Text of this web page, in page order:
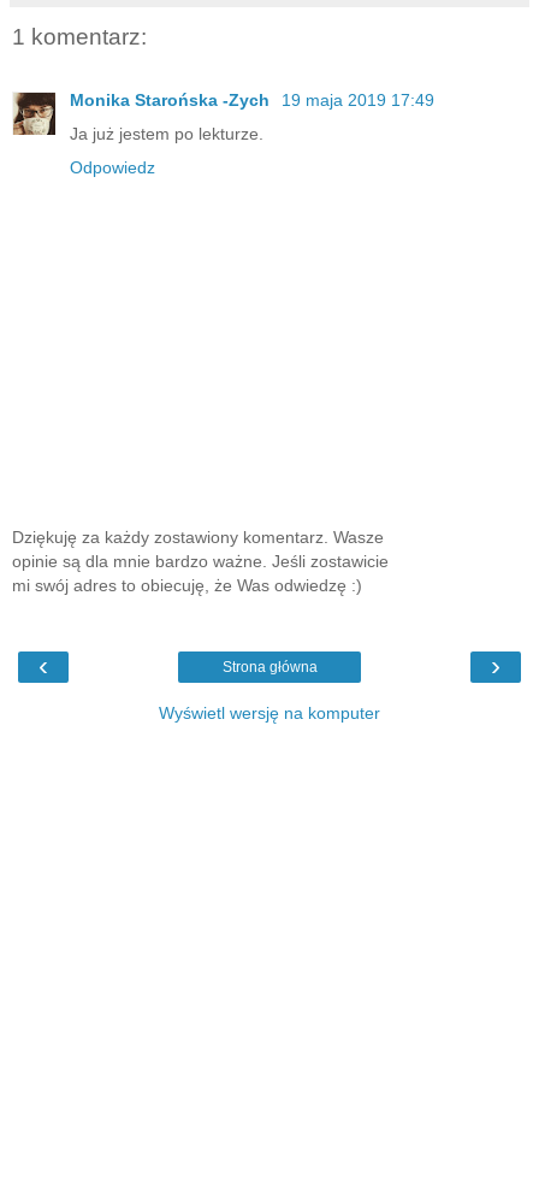
1 komentarz:
Monika Starońska -Zych
19 maja 2019 17:49
Ja już jestem po lekturze.
Odpowiedz
Dziękuję za każdy zostawiony komentarz. Wasze
opinie są dla mnie bardzo ważne. Jeśli zostawicie
mi swój adres to obiecuję, że Was odwiedzę :)
‹ ›
Strona główna
Wyświetl wersję na komputer